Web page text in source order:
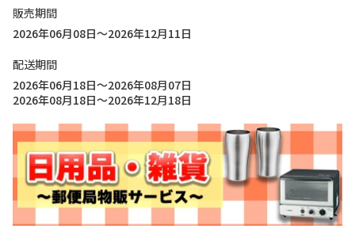
販売期間
2026年06月08日～2026年12月11日
配送期間
2026年06月18日～2026年08月07日
2026年08月18日～2026年12月18日